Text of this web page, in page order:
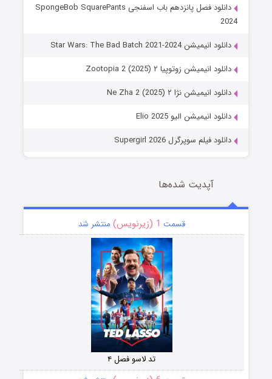
دانلود فصل پانزدهم باب اسفنجی SpongeBob SquarePants
2024
دانلود انیمیشن Star Wars: The Bad Batch 2021-2024
دانلود انیمیشن زوتوپیا ۲ Zootopia 2 (2025)
دانلود انیمیشن نژا ۲ Ne Zha 2 (2025)
دانلود انیمیشن الیو Elio 2025
دانلود فیلم سوپرگرل Supergirl 2026
آپدیت شده‌ها
قسمت 1 (زیرنویس) منتشر شد
تد لاسو فصل ۴